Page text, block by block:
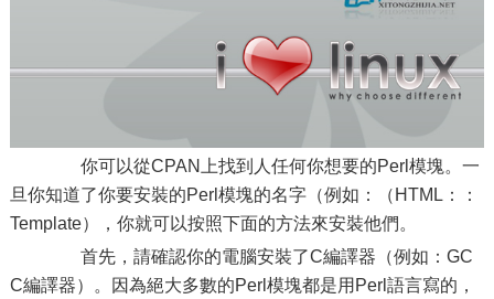
你可以從CPAN上找到人任何你想要的Perl模塊。一
旦你知道了你要安裝的Perl模塊的名字（例如：（HTML：：
Template），你就可以按照下面的方法來安裝他們。
首先，請確認你的電腦安裝了C編譯器（例如：GC
C編譯器）。因為絕大多數的Perl模塊都是用Perl語言寫的，